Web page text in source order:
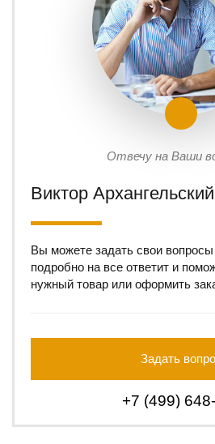
Отвечу на Ваши
Виктор Архангельский
Вы можете задать свои вопросы
подробно на все ответит и
нужный товар или оформить
Задать
+7 (499)